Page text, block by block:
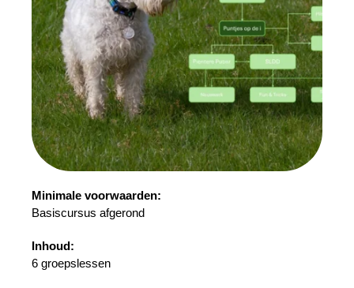
Minimale voorwaarden:
Basiscursus afgerond
Inhoud:
6 groepslessen